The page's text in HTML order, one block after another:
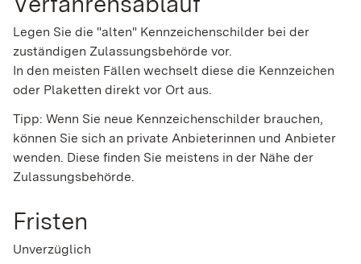
Legen Sie die "alten" Kennzeichenschilder bei der
zuständigen Zulassungsbehörde vor.
In den meisten Fällen wechselt diese die Kennzeichen
oder Plaketten direkt vor Ort aus.
Tipp: Wenn Sie neue Kennzeichenschilder brauchen,
können Sie sich an private Anbieterinnen und Anbieter
wenden. Diese finden Sie meistens in der Nähe der
Zulassungsbehörde.
Fristen
Unverzüglich